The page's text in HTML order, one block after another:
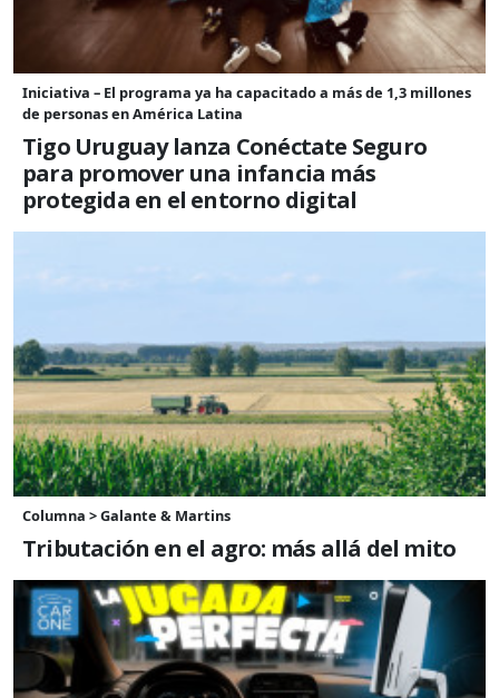
Iniciativa – El programa ya ha capacitado a más de 1,3 millones
de personas en América Latina
Tigo Uruguay lanza Conéctate Seguro
para promover una infancia más
protegida en el entorno digital
Columna > Galante & Martins
Tributación en el agro: más allá del mito